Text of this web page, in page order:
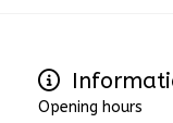
Opening hours